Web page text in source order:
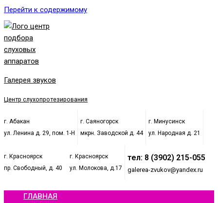
Перейти к содержимому
Галерея звуков
Центр слухопротезирования
г. Абакан
ул. Ленина д. 29, пом. 1-Н
г. Саяногорск
мкрн. Заводской д. 44
г. Минусинск
ул. Народная д. 21
г. Красноярск
пр. Свободный, д. 40
г. Красноярск
ул. Молокова, д.17
тел: 8 (3902) 215-055
galerea-zvukov@yandex.ru
ГЛАВНАЯ